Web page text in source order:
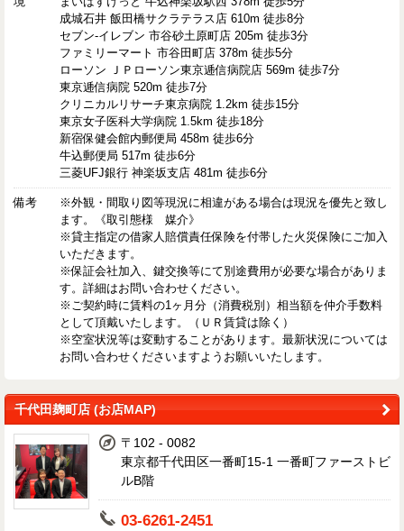
成城石井 飯田橋サクラテラス店 610m 徒歩8分
セブン-イレブン 市谷砂土原町店 205m 徒歩3分
ファミリーマート 市谷田町店 378m 徒歩5分
ローソン ＪＰローソン東京逓信病院店 569m 徒歩7分
東京逓信病院 520m 徒歩7分
クリニカルリサーチ東京病院 1.2km 徒歩15分
東京女子医科大学病院 1.5km 徒歩18分
新宿保健会館内郵便局 458m 徒歩6分
牛込郵便局 517m 徒歩6分
三菱UFJ銀行 神楽坂支店 481m 徒歩6分
備考
※外観・間取り図等現況に相違がある場合は現況を優先と致し
ます。《取引態様 媒介》
※貸主指定の借家人賠償責任保険を付帯した火災保険にご加入
いただきます。
※保証会社加入、鍵交換等にて別途費用が必要な場合がありま
す。詳細はお問い合わせください。
※ご契約時に賃料の1ヶ月分（消費税別）相当額を仲介手数料
として頂戴いたします。（ＵＲ賃貸は除く）
※空室状況等は変動することがあります。最新状況については
お問い合わせくださいますようお願いいたします。
千代田麹町店 (お店MAP)
〒102 - 0082
東京都千代田区一番町15-1 一番町ファーストビ
ルB階
03-6261-2451